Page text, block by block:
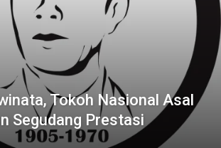
Tokoh Nasional Asal
Segudang Prestasi